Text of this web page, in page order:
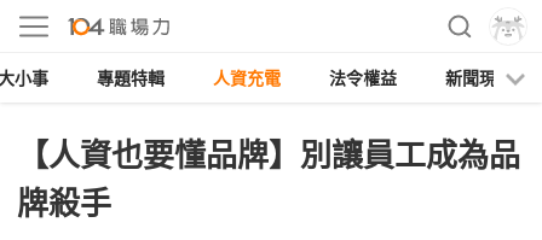
小事 專題特輯 人資充電 法令權益 新聞現場
【人資也要懂品牌】別讓員工成為品
牌殺手